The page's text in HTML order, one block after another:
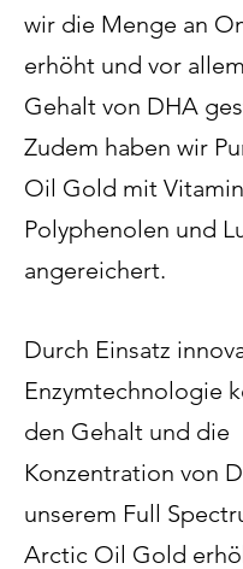
wir die Menge an
erhöht und vor
Gehalt von DHA
Zudem haben wir
Oil Gold mit
Polyphenolen und
angereichert.
Durch Einsatz
Enzymtechnologie
den Gehalt und die
Konzentration von
unserem Full
Arctic Oil Gold